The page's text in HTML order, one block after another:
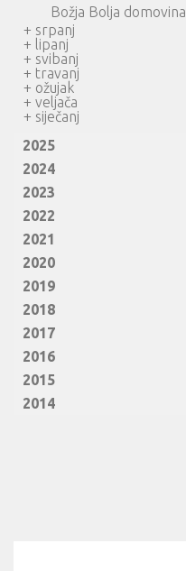
Božja Bolja domovina
+ srpanj
+ lipanj
+ svibanj
+ travanj
+ ožujak
+ veljača
+ siječanj
2025
2024
2023
2022
2021
2020
2019
2018
2017
2016
2015
2014